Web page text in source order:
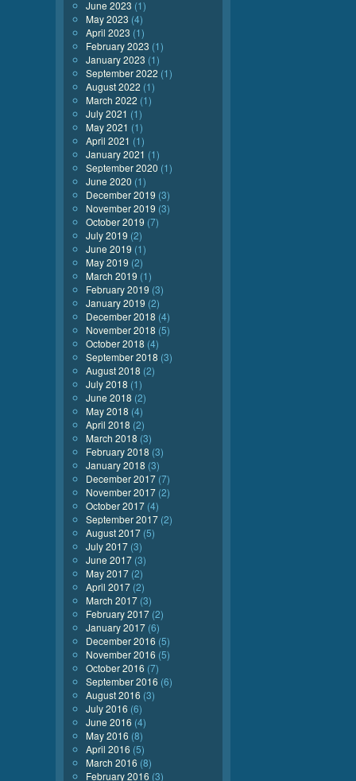
June 2023 (1)
May 2023 (4)
April 2023 (1)
February 2023 (1)
January 2023 (1)
September 2022 (1)
August 2022 (1)
March 2022 (1)
July 2021 (1)
May 2021 (1)
April 2021 (1)
January 2021 (1)
September 2020 (1)
June 2020 (1)
December 2019 (3)
November 2019 (3)
October 2019 (7)
July 2019 (2)
June 2019 (1)
May 2019 (2)
March 2019 (1)
February 2019 (3)
January 2019 (2)
December 2018 (4)
November 2018 (5)
October 2018 (4)
September 2018 (3)
August 2018 (2)
July 2018 (1)
June 2018 (2)
May 2018 (4)
April 2018 (2)
March 2018 (3)
February 2018 (3)
January 2018 (3)
December 2017 (7)
November 2017 (2)
October 2017 (4)
September 2017 (2)
August 2017 (5)
July 2017 (3)
June 2017 (3)
May 2017 (2)
April 2017 (2)
March 2017 (3)
February 2017 (2)
January 2017 (6)
December 2016 (5)
November 2016 (5)
October 2016 (7)
September 2016 (6)
August 2016 (3)
July 2016 (6)
June 2016 (4)
May 2016 (8)
April 2016 (5)
March 2016 (8)
February 2016 (3)